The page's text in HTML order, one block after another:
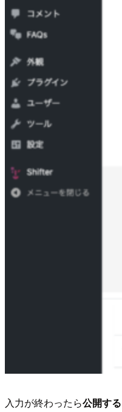
入力が終わったら公開する